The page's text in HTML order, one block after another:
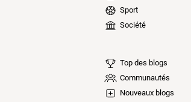
Sport
Société
Top des blogs
Communautés
Nouveaux blogs